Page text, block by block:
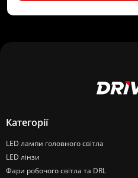
Категорії
LED лампи головного світла
LED лінзи
Фари робочого світла та DRL